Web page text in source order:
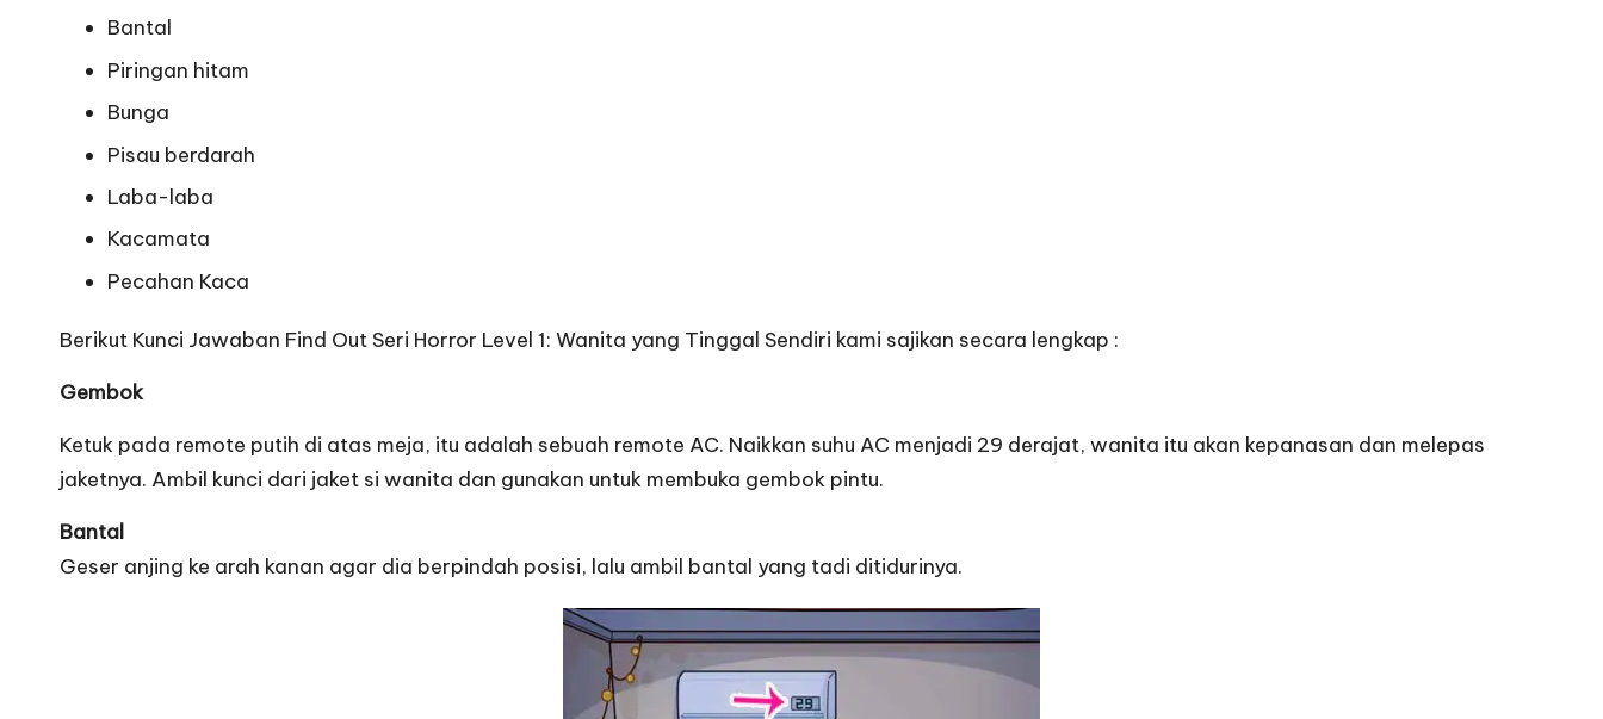
Bantal
Piringan hitam
Bunga
Pisau berdarah
Laba-laba
Kacamata
Pecahan Kaca
Berikut Kunci Jawaban Find Out Seri Horror Level 1: Wanita yang Tinggal Sendiri kami sajikan secara lengkap :
Gembok
Ketuk pada remote putih di atas meja, itu adalah sebuah remote AC. Naikkan suhu AC menjadi 29 derajat, wanita itu akan kepanasan dan melepas
jaketnya. Ambil kunci dari jaket si wanita dan gunakan untuk membuka gembok pintu.
Bantal
Geser anjing ke arah kanan agar dia berpindah posisi, lalu ambil bantal yang tadi ditidurinya.